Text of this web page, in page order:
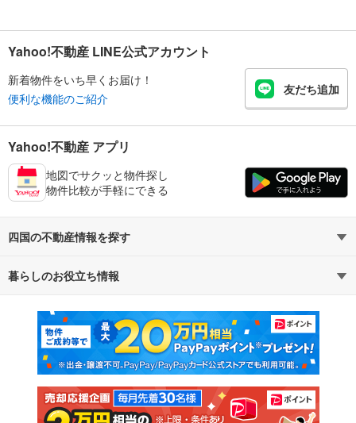
Yahoo!不動産 LINE公式アカウント
新着物件をいち早くお届け！
便利な機能のご紹介
友だち追加
Yahoo!不動産 アプリ
地図でサクッと物件探し
物件比較が手軽にできる
四国の不動産情報を探す
不動産・住宅
新築マンション 中古マンション
新築一戸建て 中古一戸建て
注文住宅 土地
暮らしのお役立ち情報
マンションカタログ 教えて！住まいの先生